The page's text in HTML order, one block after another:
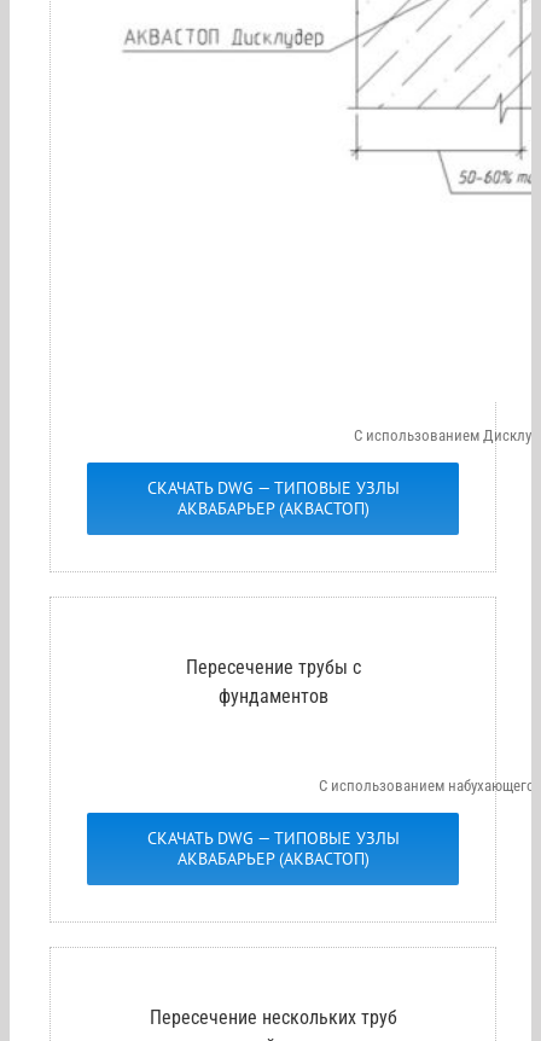
С использованием
СКАЧАТЬ DWG — ТИПОВЫЕ УЗЛЫ
АКВАБАРЬЕР (АКВАСТОП)
Пересечение трубы с
фундаментов
С использованием
СКАЧАТЬ DWG — ТИПОВЫЕ УЗЛЫ
АКВАБАРЬЕР (АКВАСТОП)
Пересечение нескольких труб